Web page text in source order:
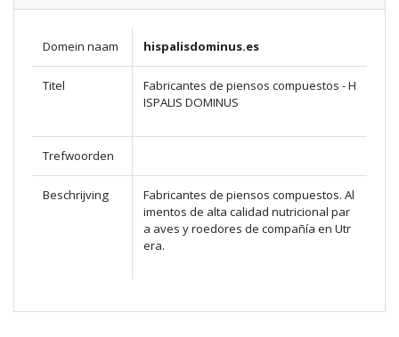
Domein naam hispalisdominus.es
Titel
Fabricantes de piensos compuestos - H
ISPALIS DOMINUS
Trefwoorden
Beschrijving
Fabricantes de piensos compuestos. Al
imentos de alta calidad nutricional par
a aves y roedores de compañía en Utr
era.